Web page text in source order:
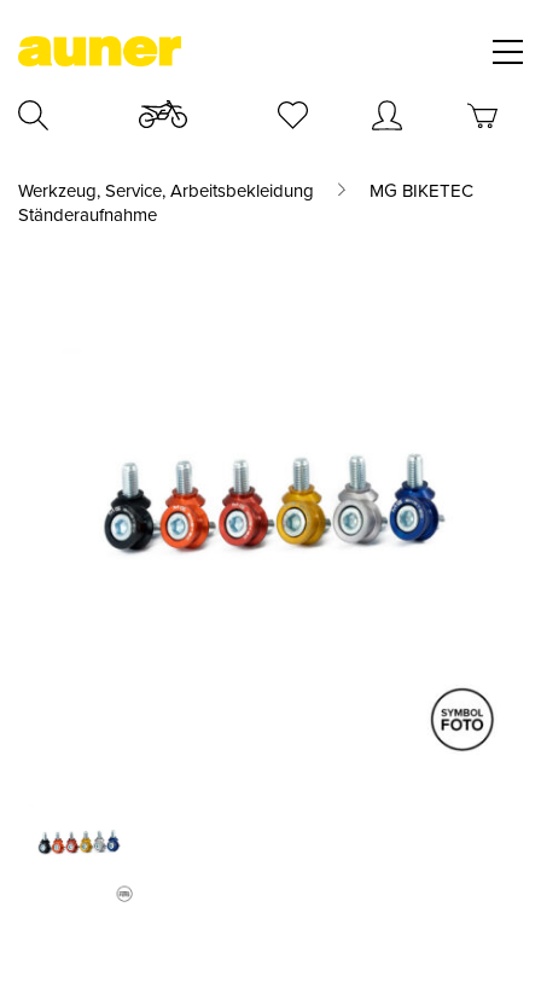
Werkzeug, Service, Arbeitsbekleidung
MG BIKETEC
Ständeraufnahme